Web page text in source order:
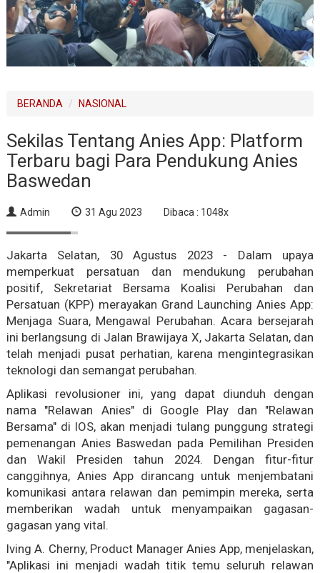
BERANDA NASIONAL
Sekilas Tentang Anies App: Platform
Terbaru bagi Para Pendukung Anies
Baswedan
Admin 31 Agu 2023 Dibaca : 1048x
Jakarta Selatan, 30 Agustus 2023 - Dalam upaya
memperkuat persatuan dan mendukung perubahan
positif, Sekretariat Bersama Koalisi Perubahan dan
Persatuan (KPP) merayakan Grand Launching Anies App:
Menjaga Suara, Mengawal Perubahan. Acara bersejarah
ini berlangsung di Jalan Brawijaya X, Jakarta Selatan, dan
telah menjadi pusat perhatian, karena mengintegrasikan
teknologi dan semangat perubahan.
Aplikasi revolusioner ini, yang dapat diunduh dengan
nama "Relawan Anies" di Google Play dan "Relawan
Bersama" di IOS, akan menjadi tulang punggung strategi
pemenangan Anies Baswedan pada Pemilihan Presiden
dan Wakil Presiden tahun 2024. Dengan fitur-fitur
canggihnya, Anies App dirancang untuk menjembatani
komunikasi antara relawan dan pemimpin mereka, serta
memberikan wadah untuk menyampaikan gagasan-
gagasan yang vital.
Iving A. Cherny, Product Manager Anies App, menjelaskan,
"Aplikasi ini menjadi wadah titik temu seluruh relawan